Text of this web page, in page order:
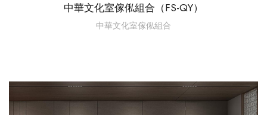
中華文化室傢俬組合（FS-QY）
中華文化室傢俬組合